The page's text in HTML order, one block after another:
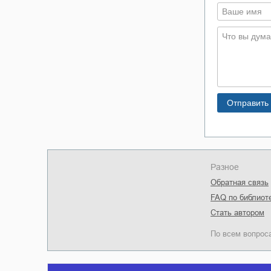
Разное
Обратная связь
FAQ по
Стать автором
По всем